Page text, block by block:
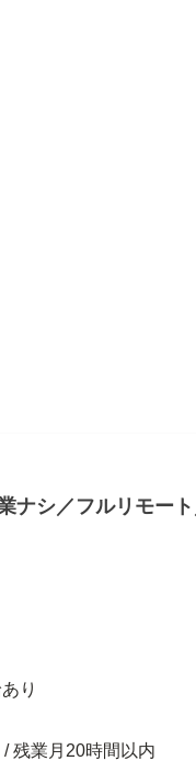
ナシ／フルリモー
り
残業月20時間以内